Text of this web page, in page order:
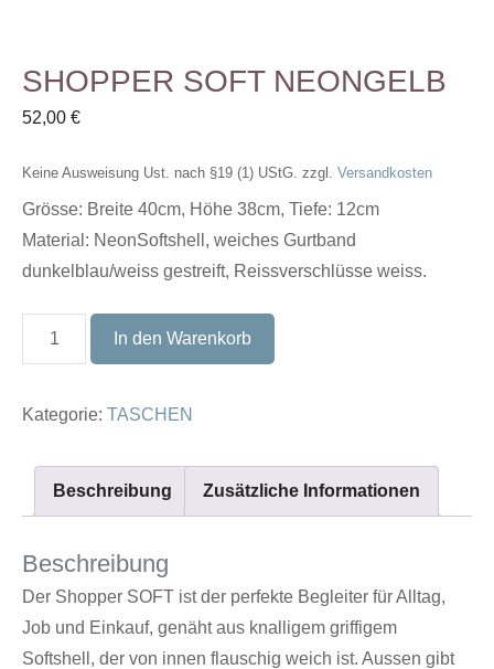
SHOPPER SOFT NEONGELB
52,00 €
Keine Ausweisung Ust. nach §19 (1) UStG. zzgl. Versandkosten
Grösse: Breite 40cm, Höhe 38cm, Tiefe: 12cm
Material: NeonSoftshell, weiches Gurtband
dunkelblau/weiss gestreift, Reissverschlüsse weiss.
Shopper
Menge
In den Warenkorb
Kategorie: TASCHEN
Beschreibung Zusätzliche Informationen
Beschreibung
Der Shopper SOFT ist der perfekte Begleiter für Alltag,
Job und Einkauf, genäht aus knalligem griffigem
Softshell, der von innen flauschig weich ist. Aussen gibt